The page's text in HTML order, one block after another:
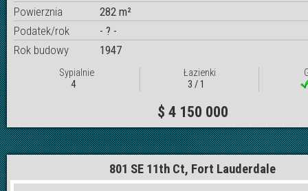
Powierznia
282 m²
Podatek/rok
- ? -
Rok budowy
1947
Sypialnie
4
Łazienki
3 / 1
$ 4 150 000
801 SE 11th Ct, Fort Lauderdale